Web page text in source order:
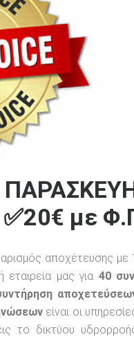
με
αποχέτευσης με
μας για 40
είναι οι
το δικτύου